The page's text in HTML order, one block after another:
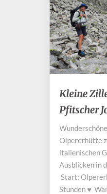
Kleine
Zillertalrunde:
zum
Joch
in
Italien
Kleine
Pfitscher
Olpererhütte
italienischen
Ausblicken in
Start:
Stunden ♥